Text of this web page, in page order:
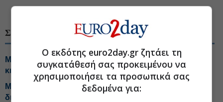
#Metlen #Τεχνική ανάλυση #Τιτάν
ΣΧΕΤΙΚΑ ΘΕΜΑΤΑ
Metlen: Μπροστά από τα χρονοδιαγράμματα οι
κινήσεις στην άμυνα
Metlen: Γκάζι σε τέσσερις άξονες με στόχο EBITDA 2
δισ. ευρω
Ο εκδότης euro2day.gr ζητάει τη
συγκατάθεσή σας προκειμένου να
χρησιμοποιήσει τα προσωπικά σας
δεδομένα για: